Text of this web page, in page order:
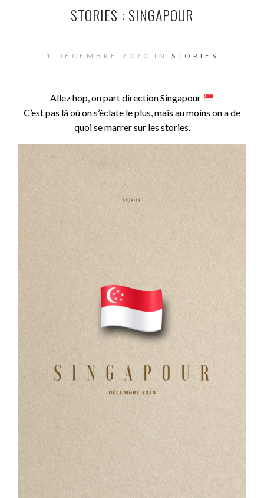
STORIES : SINGAPOUR
1 DÉCEMBRE 2020 IN STORIES
Allez hop, on part direction Singapour
C’est pas là où on s’éclate le plus, mais au moins on a de
quoi se marrer sur les stories.